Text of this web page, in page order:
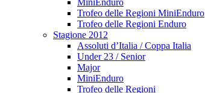
Trofeo delle Regioni MiniEnduro
Trofeo delle Regioni Enduro
Stagione 2012
Assoluti d’Italia / Coppa Italia
Under 23 / Senior
Major
MiniEnduro
Trofeo delle Regioni